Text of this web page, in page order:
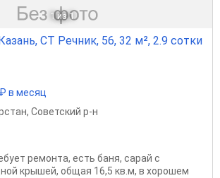
1 из 1
СТ Речник, 56, 32 м², 2.9 сотки
в месяц
, Советский р-н
ремонта, есть баня, сарай с
крышей, общая 16,5 кв.м, в хорошем